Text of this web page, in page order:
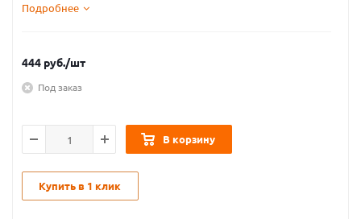
Подробнее
444 руб./шт
Под заказ
В корзину
Купить в 1 клик